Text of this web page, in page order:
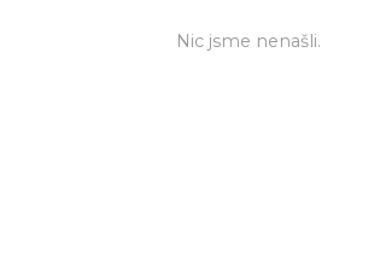
Nic jsme nenašli.